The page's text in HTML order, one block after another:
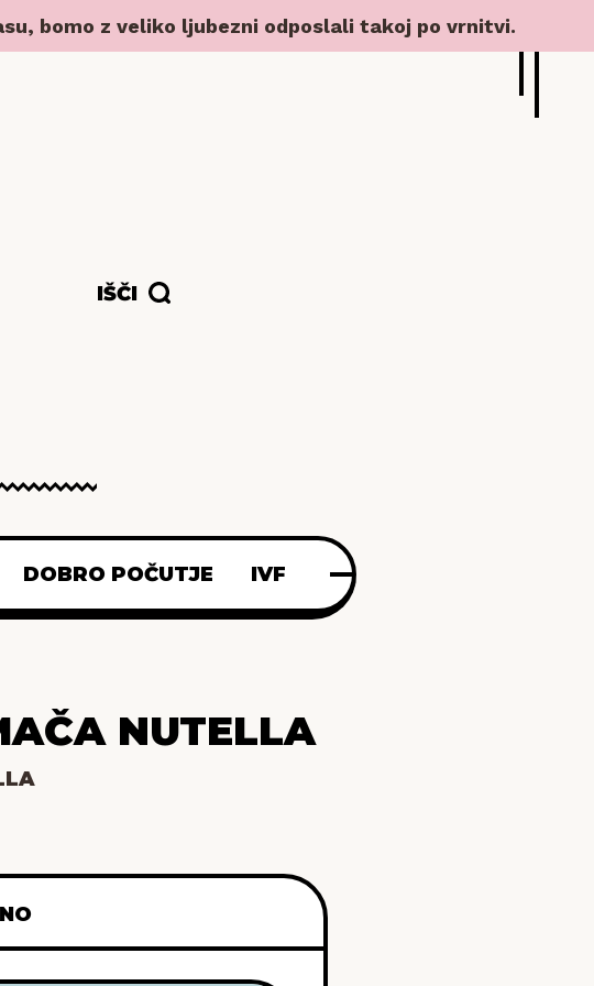
bomo z veliko ljubezni odposlali takoj po vrnitvi.
IŠČI
DOBRO POČUTJE IVF
NUTELLA